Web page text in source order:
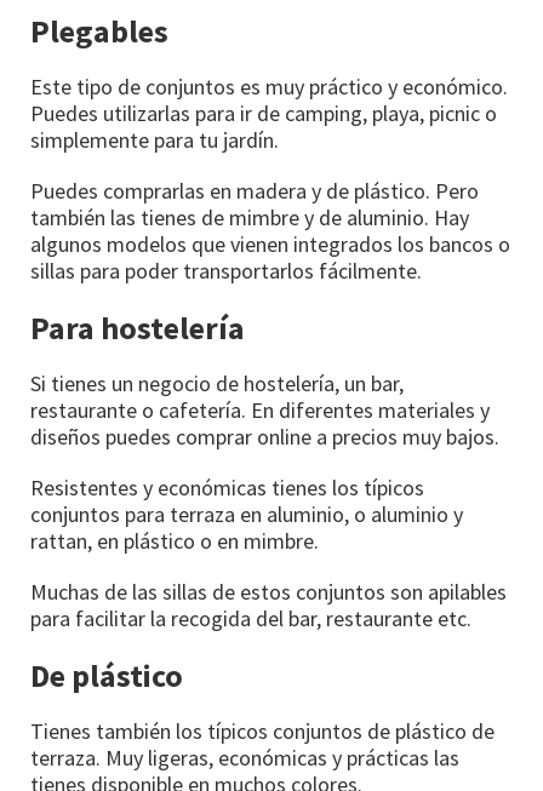
Plegables
Este tipo de conjuntos es muy práctico y económico.
Puedes utilizarlas para ir de camping, playa, picnic o
simplemente para tu jardín.
Puedes comprarlas en madera y de plástico. Pero
también las tienes de mimbre y de aluminio. Hay
algunos modelos que vienen integrados los bancos o
sillas para poder transportarlos fácilmente.
Para hostelería
Si tienes un negocio de hostelería, un bar,
restaurante o cafetería. En diferentes materiales y
diseños puedes comprar online a precios muy bajos.
Resistentes y económicas tienes los típicos
conjuntos para terraza en aluminio, o aluminio y
rattan, en plástico o en mimbre.
Muchas de las sillas de estos conjuntos son apilables
para facilitar la recogida del bar, restaurante etc.
De plástico
Tienes también los típicos conjuntos de plástico de
terraza. Muy ligeras, económicas y prácticas las
tienes disponible en muchos colores.